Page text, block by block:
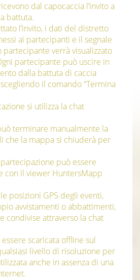
dal capocaccia l’invito a
battuta.
l’invito, i dati del distretto
ai partecipanti e il segnale
partecipante verrà visualizzato
partecipante può uscire in
dalla battuta di caccia
il comando “Termina
si utilizza la chat
terminare manualmente la
che la mappa si chiuderà per
può essere
con il viewer HuntersMapp
posizioni GPS degli eventi,
avvistamenti o abbattimenti,
condivise attraverso la chat
scaricata offline sul
livello di risoluzione per
anche in assenza di una